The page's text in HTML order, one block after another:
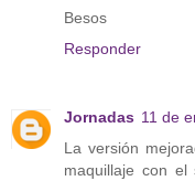
Besos
Responder
Jornadas 11 de
La versión
maquillaje con el